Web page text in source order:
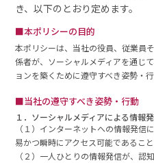
き、以下のとおり定めます。
■本ポリシーの目的
本ポリシーは、当社の役員、従業員
係者が、ソーシャルメディアを通じ
ョンを築くために遵守すべき姿勢・
■当社の遵守すべき姿勢・行動
１．ソーシャルメディアによる情報
（１）インターネットへの情報発
易かつ瞬時にアクセス可能であること
（２）一人ひとりの情報発信が、